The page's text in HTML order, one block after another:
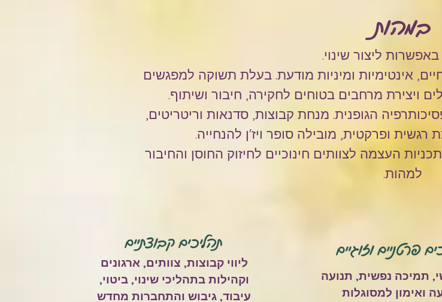
במהות
ליצור שינוי.
אינטימיות ומיניות מודעת. בעלת תשוקה למפגשים
ויצירת מרחבים בטוחים לחקירה, חיבור ושיתוף.
הגופנית. מנחת קבוצות, סדנאות וריטריטים,
רגשית ופרקטית, מובילה סופר ויז'ן להנחייה.
העצמה לצוותים חינוכיים לחיזוק החוסן והחיבור
למהות.
תהליכים קבוצתיים
ליווי קבוצות, צוותים, ארגונים
וקהילות בתהליכי שינוי, ביטוי,
עיבוד, גיבוש והתחברות מחדש
פרטניים וזוגיים
תמיכה נפשית, תנועה
ואימון למסוגלות